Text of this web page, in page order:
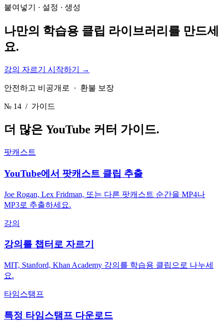
붙여넣기 · 설정 · 생성
나만의 학습용 클립 라이브러리를 만드세
요.
강의 자르기 시작하기 →
안전하고 비공개로 · 환불 보장
№ 14 / 가이드
더 많은 YouTube 커터 가이드.
팟캐스트
YouTube에서 팟캐스트 클립 추출
Joe Rogan, Lex Fridman, 또는 다른 팟캐스트 순간을 MP4나
MP3로 추출하세요.
강의
강의를 챕터로 자르기
MIT, Stanford, Khan Academy 강의를 학습용 클립으로 나누세
요.
타임스탬프
특정 타임스탬프 다운로드